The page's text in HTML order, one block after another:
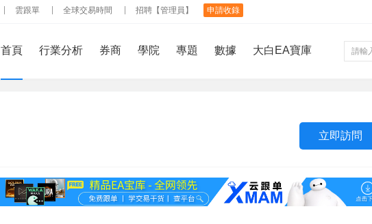
雲跟單 全球交易時間 招聘【管理員】 申請收錄
首頁 行業分析 券商 學院 專題 數據 大白EA寶庫
立即訪問